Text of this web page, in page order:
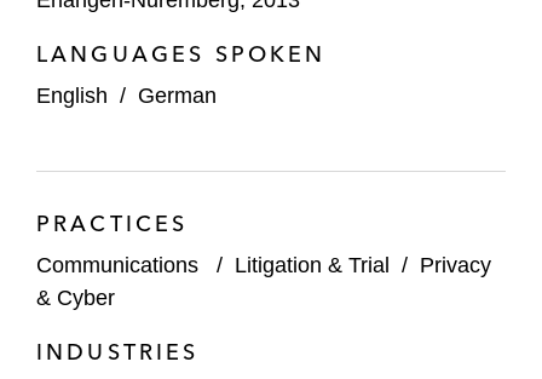
LANGUAGES SPOKEN
English / German
PRACTICES
Communications / Litigation & Trial / Privacy
& Cyber
INDUSTRIES